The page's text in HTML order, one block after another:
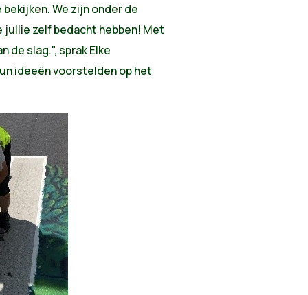
We zijn onder de
zelf bedacht hebben! Met
de slag.", sprak Elke
ideeën voorstelden op het